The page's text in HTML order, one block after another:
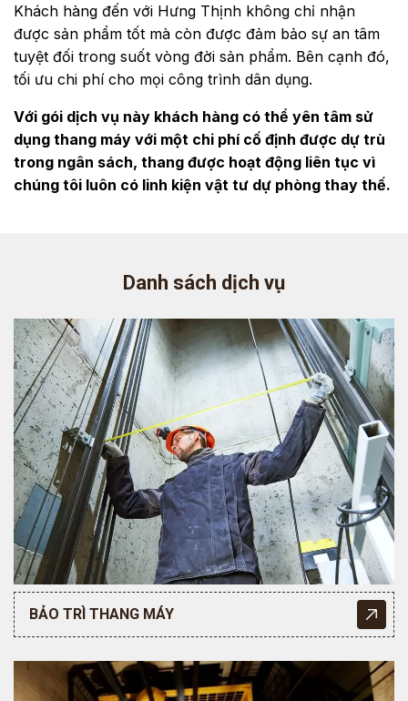
Khách hàng đến với Hưng Thịnh không chỉ nhận
được sản phẩm tốt mà còn được đảm bảo sự an tâm
tuyệt đối trong suốt vòng đời sản phẩm. Bên cạnh đó,
tối ưu chi phí cho mọi công trình dân dụng.
Với gói dịch vụ này khách hàng có thể yên tâm sử
dụng thang máy với một chi phí cố định được dự trù
trong ngân sách, thang được hoạt động liên tục vì
chúng tôi luôn có linh kiện vật tư dự phòng thay thế.
Danh sách dịch vụ
BẢO TRÌ THANG MÁY